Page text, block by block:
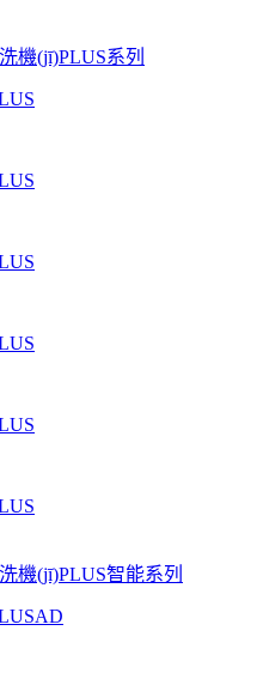
機(jī)PLUS系列
機(jī)PLUS智能系列